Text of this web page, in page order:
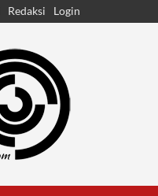
Redaksi Login